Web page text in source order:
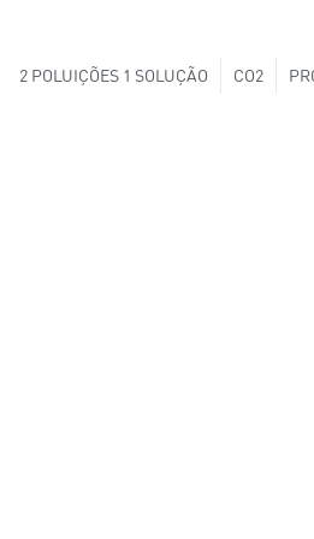
2 POLUIÇÕES 1 SOLUÇÃO CO2